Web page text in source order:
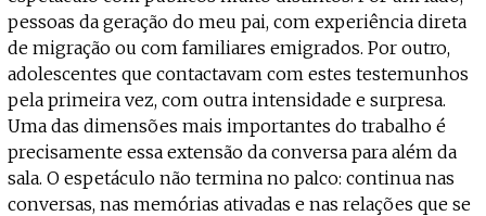
pessoas da geração do meu pai, com experiência direta
de migração ou com familiares emigrados. Por outro,
adolescentes que contactavam com estes testemunhos
pela primeira vez, com outra intensidade e surpresa.
Uma das dimensões mais importantes do trabalho é
precisamente essa extensão da conversa para além da
sala. O espetáculo não termina no palco: continua nas
conversas, nas memórias ativadas e nas relações que se